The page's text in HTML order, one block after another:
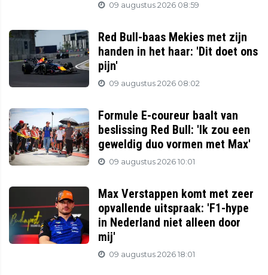
09 augustus 2026 08:59
Red Bull-baas Mekies met zijn
handen in het haar: 'Dit doet ons
pijn'
09 augustus 2026 08:02
Formule E-coureur baalt van
beslissing Red Bull: 'Ik zou een
geweldig duo vormen met Max'
09 augustus 2026 10:01
Max Verstappen komt met zeer
opvallende uitspraak: 'F1-hype
in Nederland niet alleen door
mij'
09 augustus 2026 18:01